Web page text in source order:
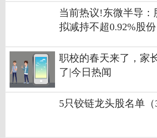
当前热议!东微半导：
拟减持不超0.92%股份
职校的春天来了，家
了|今日热闻
5只铰链龙头股名单（